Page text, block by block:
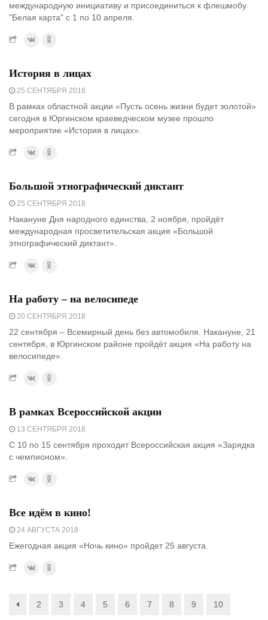
международную инициативу и присоединиться к флешмобу
"Белая карта" с 1 по 10 апреля.
История в лицах
25 СЕНТЯБРЯ 2018
В рамках областной акции «Пусть осень жизни будет золотой»
сегодня в Юргинском краеведческом музее прошло
мероприятие «История в лицах».
Большой этнографический диктант
25 СЕНТЯБРЯ 2018
Накануне Дня народного единства, 2 ноября, пройдёт
международная просветительская акция «Большой
этнографический диктант».
На работу – на велосипеде
20 СЕНТЯБРЯ 2018
22 сентября – Всемирный день без автомобиля. Накануне, 21
сентября, в Юргинском районе пройдёт акция «На работу на
велосипеде».
В рамках Всероссийской акции
13 СЕНТЯБРЯ 2018
С 10 по 15 сентября проходит Всероссийская акция «Зарядка
с чемпионом».
Все идём в кино!
24 АВГУСТА 2018
Ежегодная акция «Ночь кино» пройдет 25 августа.
2 3 4 5 6 7 8 9 10